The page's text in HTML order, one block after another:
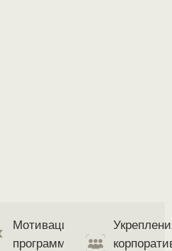
Мотивационных
программ